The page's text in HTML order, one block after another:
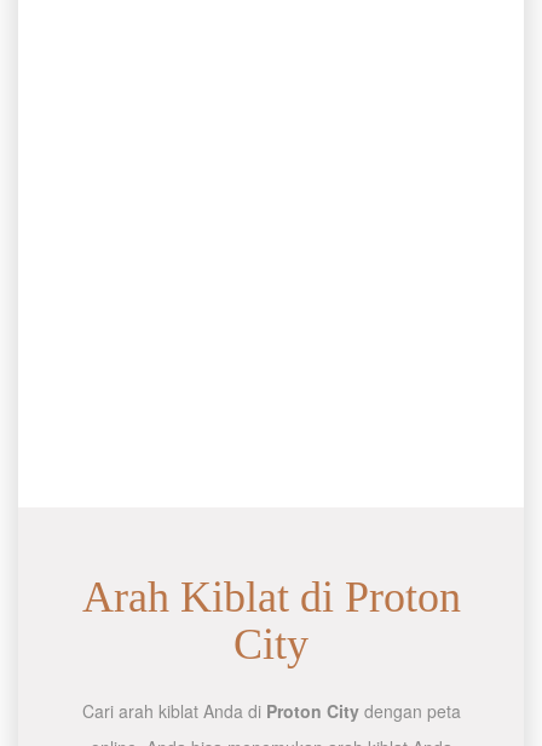
Arah Kiblat di Proton
City
Cari arah kiblat Anda di Proton Citydengan peta